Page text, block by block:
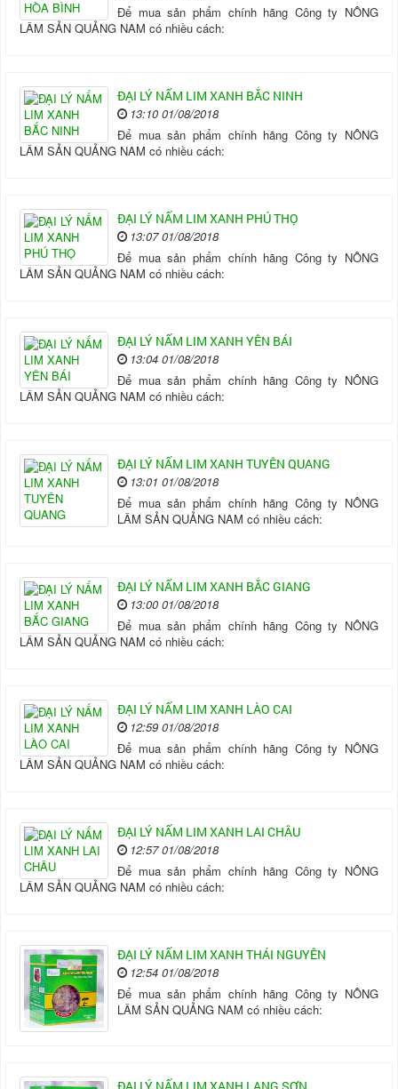
Để mua sản phẩm chính hãng Công ty NÔNG
LÂM SẢN QUẢNG NAM có nhiều cách:
ĐẠI LÝ NẤM LIM XANH BẮC NINH
13:10 01/08/2018
Để mua sản phẩm chính hãng Công ty NÔNG
LÂM SẢN QUẢNG NAM có nhiều cách:
ĐẠI LÝ NẤM LIM XANH PHÚ THỌ
13:07 01/08/2018
Để mua sản phẩm chính hãng Công ty NÔNG
LÂM SẢN QUẢNG NAM có nhiều cách:
ĐẠI LÝ NẤM LIM XANH YÊN BÁI
13:04 01/08/2018
Để mua sản phẩm chính hãng Công ty NÔNG
LÂM SẢN QUẢNG NAM có nhiều cách:
ĐẠI LÝ NẤM LIM XANH TUYÊN QUANG
13:01 01/08/2018
Để mua sản phẩm chính hãng Công ty NÔNG
LÂM SẢN QUẢNG NAM có nhiều cách:
ĐẠI LÝ NẤM LIM XANH BẮC GIANG
13:00 01/08/2018
Để mua sản phẩm chính hãng Công ty NÔNG
LÂM SẢN QUẢNG NAM có nhiều cách:
ĐẠI LÝ NẤM LIM XANH LÀO CAI
12:59 01/08/2018
Để mua sản phẩm chính hãng Công ty NÔNG
LÂM SẢN QUẢNG NAM có nhiều cách:
ĐẠI LÝ NẤM LIM XANH LAI CHÂU
12:57 01/08/2018
Để mua sản phẩm chính hãng Công ty NÔNG
LÂM SẢN QUẢNG NAM có nhiều cách:
ĐẠI LÝ NẤM LIM XANH THÁI NGUYÊN
12:54 01/08/2018
Để mua sản phẩm chính hãng Công ty NÔNG
LÂM SẢN QUẢNG NAM có nhiều cách: